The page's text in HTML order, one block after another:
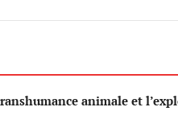
animale et